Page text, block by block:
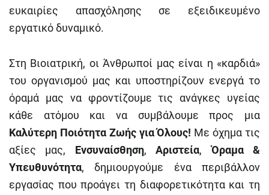
ευκαιρίες απασχόλησης σε εξειδικευμένο
εργατικό δυναμικό.
Στη Βιοιατρική, οι Άνθρωποί μας είναι η «καρδιά»
του οργανισμού μας και υποστηρίζουν ενεργά το
όραμά μας να φροντίζουμε τις ανάγκες υγείας
κάθε ατόμου και να συμβάλουμε προς μια
Καλύτερη Ποιότητα Ζωής για Όλους! Με όχημα τις
αξίες μας, Ενσυναίσθηση,Αριστεία,Όραμα &
Υπευθυνότητα, δημιουργούμε ένα περιβάλλον
εργασίας που προάγει τη διαφορετικότητα και τη